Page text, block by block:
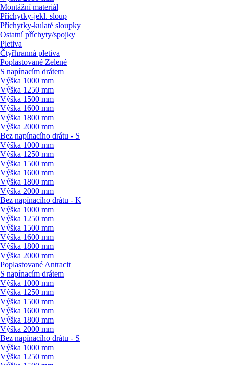
Montážní materiál
Příchytky-jekl. sloup
Příchytky-kulaté sloupky
Ostatní příchyty/spojky
Pletiva
Čtyřhranná pletiva
Poplastované Zelené
S napínacím drátem
Výška 1000 mm
Výška 1250 mm
Výška 1500 mm
Výška 1600 mm
Výška 1800 mm
Výška 2000 mm
Bez napínacího drátu - S
Výška 1000 mm
Výška 1250 mm
Výška 1500 mm
Výška 1600 mm
Výška 1800 mm
Výška 2000 mm
Bez napínacího drátu - K
Výška 1000 mm
Výška 1250 mm
Výška 1500 mm
Výška 1600 mm
Výška 1800 mm
Výška 2000 mm
Poplastované Antracit
S napínacím drátem
Výška 1000 mm
Výška 1250 mm
Výška 1500 mm
Výška 1600 mm
Výška 1800 mm
Výška 2000 mm
Bez napínacího drátu - S
Výška 1000 mm
Výška 1250 mm